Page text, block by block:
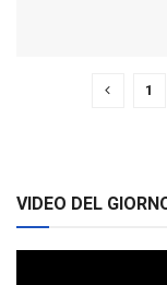
1
VIDEO DEL